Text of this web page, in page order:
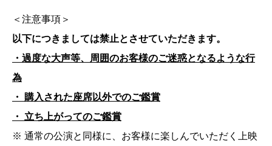
＜注意事項＞
以下につきましては禁止とさせていただきます。
・過度な大声等、周囲のお客様のご迷惑となるような行
為
・ 購入された座席以外でのご鑑賞
・ 立ち上がってのご鑑賞
※ 通常の公演と同様に、お客様に楽しんでいただく上映